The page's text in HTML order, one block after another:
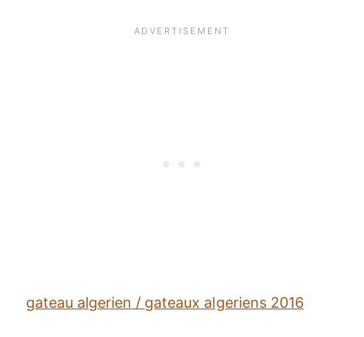
gateau algerien / gateaux algeriens 2016